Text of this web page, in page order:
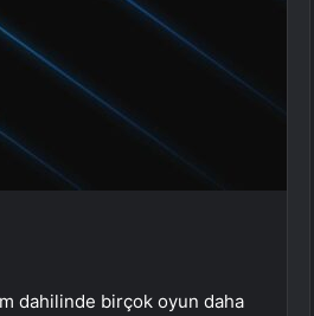
dahilinde birçok oyun daha